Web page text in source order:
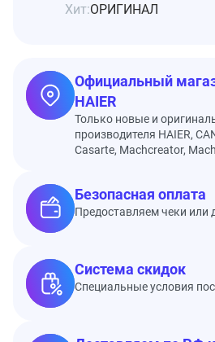
Хит:ОРИГИНАЛ
Официальный
HAIER
Только новые и
производителя HAIER,
Casarte, Machcreator,
Безопасная оплата
Предоставляем чеки или
Система скидок
Специальные условия